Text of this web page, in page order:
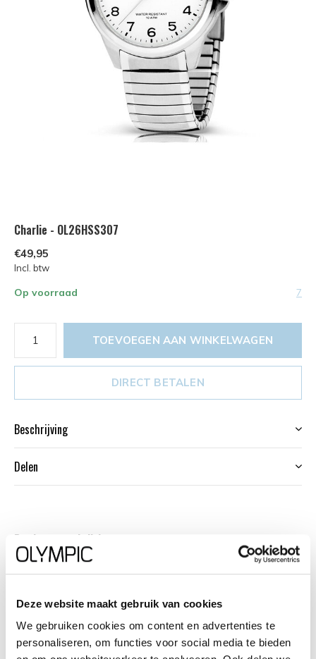
Deze website maakt gebruik van cookies
We gebruiken cookies om content en advertenties te
personaliseren, om functies voor social media te bieden
Charlie - OL26HSS307
€49,95
Incl. btw
Op voorraad 7
TOEVOEGEN AAN WINKELWAGEN
DIRECT BETALEN
Beschrijving
Delen
Productomschrijving
Dit unieke Olympic horloge met artikelnummer:
heeft een geborstelde matte zilverkleurige kast , een
witte wijzerplaat met datum en zwarte arabische cijfers
en zilverkleurige wijzers. Aan het horloge zit een